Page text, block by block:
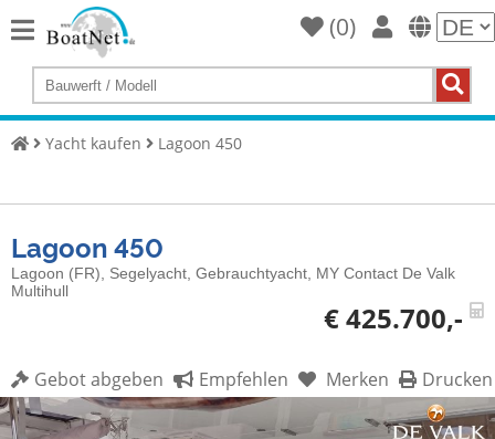
Home
Yacht
Gewerbliche
Verkäufer
Auktionen
Yachtmakler
(0)
Yacht kaufen Lagoon 450
Lagoon 450
Lagoon (FR), Segelyacht, Gebrauchtyacht, MY Contact De Valk
Multihull
€ 425.700,-
Gebot abgeben Empfehlen Merken Drucken